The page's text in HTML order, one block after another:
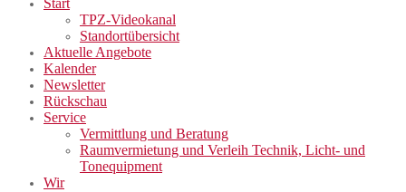
Start
TPZ-Videokanal
Standortübersicht
Aktuelle Angebote
Kalender
Newsletter
Rückschau
Service
Vermittlung und Beratung
Raumvermietung und Verleih Technik, Licht- und
Tonequipment
Wir